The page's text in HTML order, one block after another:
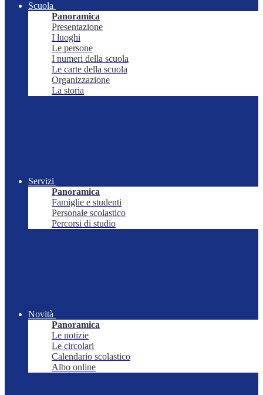
Scuola
Panoramica
Presentazione
I luoghi
Le persone
I numeri della scuola
Le carte della scuola
Organizzazione
La storia
Servizi
Panoramica
Famiglie e studenti
Personale scolastico
Percorsi di studio
Novità
Panoramica
Le notizie
Le circolari
Calendario scolastico
Albo online